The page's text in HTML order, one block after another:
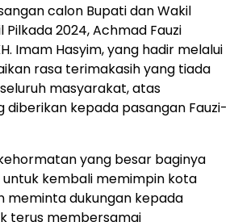
calon Bupati dan Wakil
2024, Achmad Fauzi
Imam Hasyim, yang hadir melalui
rasa terimakasih yang tiada
masyarakat, atas
diberikan kepada pasangan Fauzi-
yang besar baginya
untuk kembali memimpin kota
meminta dukungan kepada
terus membersamai